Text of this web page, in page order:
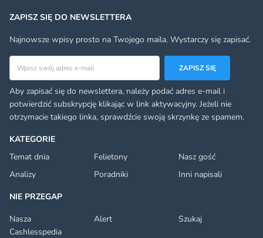
KATEGORIE
Temat dnia
Felietony
Nasz gość
Analizy
Poradniki
Inni napisali
NIE PRZEGAP
Nasza
Cashlesspedia
Alert Szukaj
ZAPISZ SIĘ DO NEWSLETTERA
Najnowsze wpisy prosto na Twojego maila. Wystarczy się zapisać.
Adres email
ZAPISZ SIĘ
Aby zapisać się do newslettera, należy podać adres e-mail i
potwierdzić subskrypcję klikając w link aktywacyjny. Jeżeli nie
otrzymacie takiego linka, sprawdźcie swoją skrzynkę ze spamem.